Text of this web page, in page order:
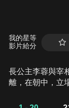
我的星等
影片給分
長公主李蓉與宰
離，在朝中，立
皇后上官雅之子